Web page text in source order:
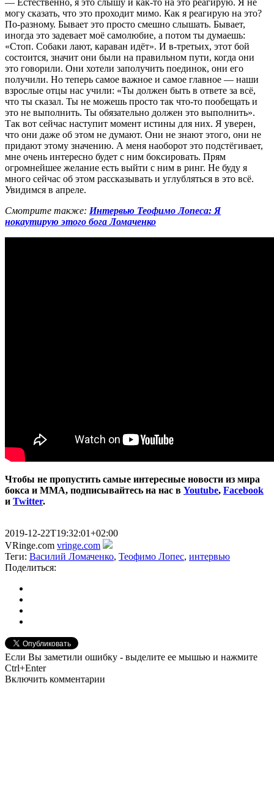
могу сказать, что это проходит мимо. Как я реагирую на это?
По-разному. Бывает это просто смешно слышать. Бывает,
иногда это задевает моё самолюбие, а потом ты думаешь:
«Стоп. Собаки лают, караван идёт». И в-третьих, этот бой
состоится, значит они были на правильном пути, когда они
это говорили. Они хотели заполучить поединок, они его
получили. Но теперь самое важное и самое главное — наши
взрослые отцы нас учили: «Ты должен быть в ответе за всё,
что ты сказал. Ты не можешь просто так что-то пообещать и
это не выполнить. Ты обязательно должен это выполнить».
Так вот сейчас наступит момент истины для них. Я уверен,
что они даже об этом не думают. Они не знают этого, они не
придают этому значению. А меня наоборот это подстёгивает,
мне очень интересно будет с ним боксировать. Прям
огромнейшее желание есть выйти с ним в ринг. Не буду я
много сейчас об этом рассказывать и углубляться в это всё.
Увидимся в апреле.
Смотрите также: Интервью Теофимо Лопеса: Я
нокаутирую этого бога Ломаченко
Чтобы не пропустить самые интересные новости из мира
бокса и ММА, подписывайтесь на нас в Youtube, Facebook
и Twitter.
2019-12-22T19:32:01+02:00
VRinge.com vringe.com
Теги: Василий Ломаченко, Теофимо Лопес, интервью
Поделиться:
Если Вы заметили ошибку - выделите ее мышью и нажмите
Ctrl+Enter
Включить комментарии